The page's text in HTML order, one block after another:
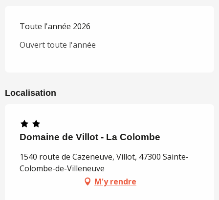
Toute l'année 2026
Ouvert toute l'année
Localisation
Domaine de Villot - La Colombe
1540 route de Cazeneuve, Villot, 47300 Sainte-
Colombe-de-Villeneuve
M'y rendre